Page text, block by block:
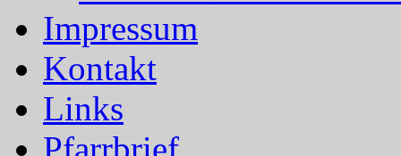
Impressum
Kontakt
Links
Pfarrbrief